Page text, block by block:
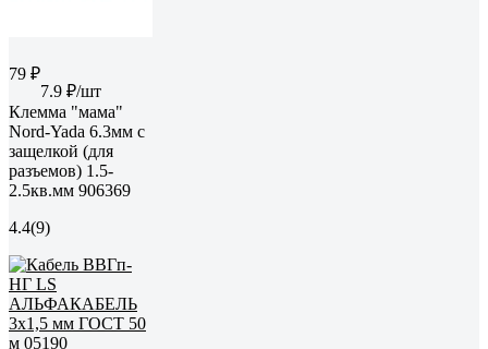
79 ₽
7.9 ₽/шт
Клемма "мама"
Nord-Yada 6.3мм с
защелкой (для
разъемов) 1.5-
2.5кв.мм 906369
4.4(9)